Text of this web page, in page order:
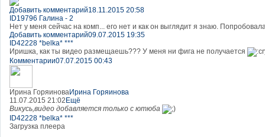
Добавить комментарий18.11.2015 20:58
ID19796 Галина - 2
Нет у меня сейчас на комп... его нет и как он выглядит я знаю.
Добавить комментарий09.07.2015 19:35
ID42228 *belka* ***
Иришка, как ты видео размещаешь??? У меня ни фига не получается
Комментарии07.07.2015 00:43
Ирина ГоряиноваИрина Горяинова
11.07.2015 21:02 Ещё
Викусь,видео добавляется только с ютюба
ID42228 *belka* ***
Загрузка плеера